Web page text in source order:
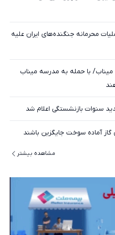
محرمانه جنگنده‌های ایران علیه
با حمله به مدرسه میناب
سنوات بازنشستگی اعلام شد
آماده سوخت جایگزین باشند
مشاهده بیشتر